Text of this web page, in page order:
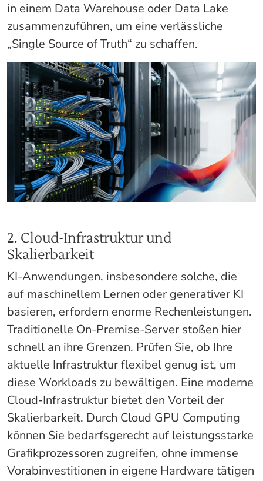
in einem Data Warehouse oder Data Lake
zusammenzuführen, um eine verlässliche
„Single Source of Truth“ zu schaffen.
2. Cloud-Infrastruktur und
Skalierbarkeit
KI-Anwendungen, insbesondere solche, die
auf maschinellem Lernen oder generativer KI
basieren, erfordern enorme Rechenleistungen.
Traditionelle On-Premise-Server stoßen hier
schnell an ihre Grenzen. Prüfen Sie, ob Ihre
aktuelle Infrastruktur flexibel genug ist, um
diese Workloads zu bewältigen. Eine moderne
Cloud-Infrastruktur bietet den Vorteil der
Skalierbarkeit. Durch Cloud GPU Computing
können Sie bedarfsgerecht auf leistungsstarke
Grafikprozessoren zugreifen, ohne immense
Vorabinvestitionen in eigene Hardware tätigen